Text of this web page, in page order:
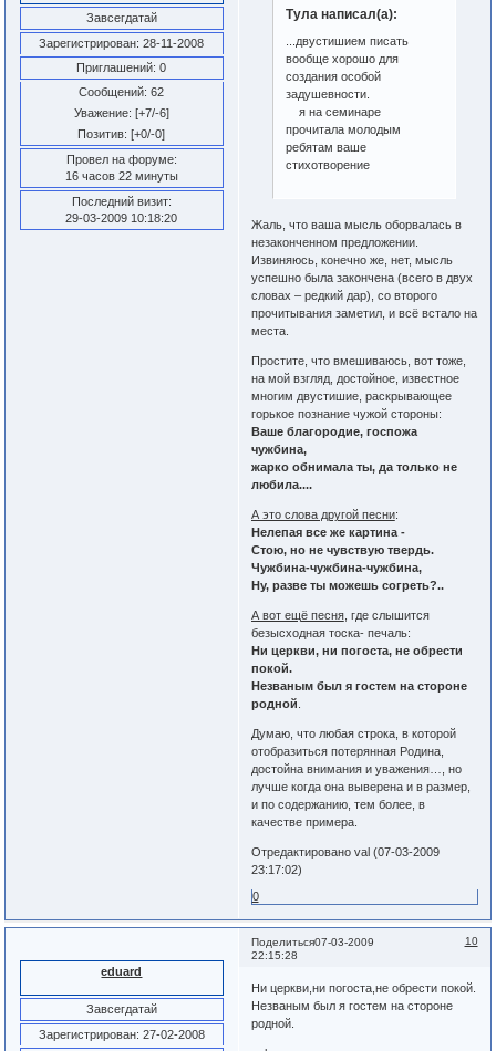
Завсегдатай
Зарегистрирован: 28-11-2008
Приглашений: 0
Сообщений: 62
Уважение: [+7/-6]
Позитив: [+0/-0]
Провел на форуме:
16 часов 22 минуты
Последний визит:
29-03-2009 10:18:20
Тула написал(а):
...двустишием писать
вообще хорошо для
создания особой
задушевности.
я на семинаре
прочитала молодым
ребятам ваше
стихотворение
Жаль, что ваша мысль оборвалась в
незаконченном предложении.
Извиняюсь, конечно же, нет, мысль
успешно была закончена (всего в двух
словах – редкий дар), со второго
прочитывания заметил, и всё встало на
места.
Простите, что вмешиваюсь, вот тоже,
на мой взгляд, достойное, известное
многим двустишие, раскрывающее
горькое познание чужой стороны:
Ваше благородие, госпожа
чужбина,
жарко обнимала ты, да только не
любила....
А это слова другой песни:
Нелепая все же картина -
Стою, но не чувствую твердь.
Чужбина-чужбина-чужбина,
Ну, разве ты можешь согреть?..
А вот ещё песня, где слышится
безысходная тоска- печаль:
Ни церкви, ни погоста, не обрести
покой.
Незваным был я гостем на стороне
родной
Думаю, что любая строка, в которой
отобразиться потерянная Родина,
достойна внимания и уважения…, но
лучше когда она выверена и в размер,
и по содержанию, тем более, в
качестве примера.
Отредактировано val (07-03-2009
23:17:02)
0
Поделиться 10
07-03-2009
22:15:28
eduard
Завсегдатай
Зарегистрирован: 27-02-2008
Ни церкви,ни погоста,не обрести покой.
Незваным был я гостем на стороне
родной.